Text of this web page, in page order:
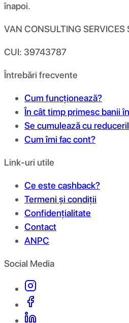
înapoi.
VAN CONSULTING SERVICES
CUI: 39743787
Întrebări frecvente
Cum funcționează?
În cât timp primesc banii
Se cumulează cu
Cum îmi fac cont?
Link-uri utile
Ce este cashback?
Termeni și condiții
Confidențialitate
Contact
ANPC
Social Media